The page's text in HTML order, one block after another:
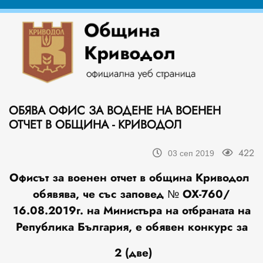
ОБЯВА ОФИС ЗА ВОДЕНЕ НА ВОЕНЕН
ОТЧЕТ В ОБЩИНА - КРИВОДОЛ
03 сеп 2019 422
Офисът за военен отчет в община Криводол
обявява, че със заповед № ОХ-760/
16.08.2019г. на Министъра на отбраната на
Република България, е обявен конкурс за
2 (две)